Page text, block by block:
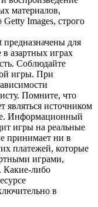
материалов,
Images, строго
предназначены для
азартных играх
Соблюдайте
игры. При
Помните, что
являться источником
Информационный
игры на реальные
принимает ни в
платежей, которые
играми,
Какие-либо
в